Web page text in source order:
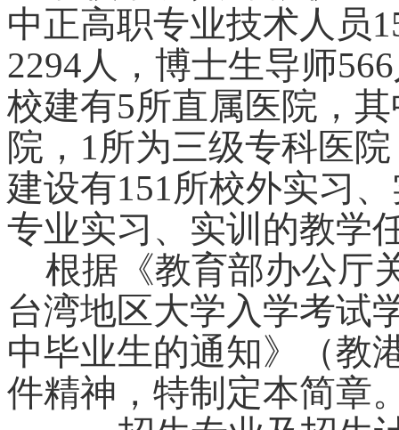
中正高职专业技术人员
2294人，博士生导师
校建有5所直属医院，
院，1所为三级专科医
建设有151所校外实习
专业实习、实训的教学
根据《教育部办公厅
台湾地区大学入学考试
中毕业生的通知》（教
件精神，特制定本简章